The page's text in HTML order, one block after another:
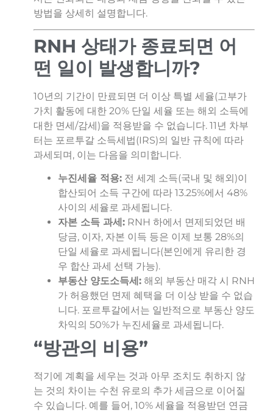
방법을 상세히 설명합니다.
RNH 상태가 종료되면 어
떤 일이 발생합니까?
10년의 기간이 만료되면 더 이상 특별 세율(고부가
가치 활동에 대한 20% 단일 세율 또는 해외 소득에
대한 면세/감세)을 적용받을 수 없습니다. 11년 차부
터는 포르투갈 소득세법(IRS)의 일반 규칙에 따라
과세되며, 이는 다음을 의미합니다.
누진세율 적용: 전 세계 소득(국내 및 해외)이
합산되어 소득 구간에 따라 13.25%에서 48%
사이의 세율로 과세됩니다.
자본 소득 과세: RNH 하에서 면제되었던 배
당금, 이자, 자본 이득 등은 이제 보통 28%의
단일 세율로 과세됩니다(본인에게 유리한 경
우 합산 과세 선택 가능).
부동산 양도소득세: 해외 부동산 매각 시 RNH
가 허용했던 면제 혜택을 더 이상 받을 수 없습
니다. 포르투갈에서는 일반적으로 부동산 양도
차익의 50%가 누진세율로 과세됩니다.
“방관의 비용”
적기에 계획을 세우는 것과 아무 조치도 취하지 않
는 것의 차이는 수천 유로의 추가 세금으로 이어질
수 있습니다. 예를 들어, 10% 세율을 적용받던 연금